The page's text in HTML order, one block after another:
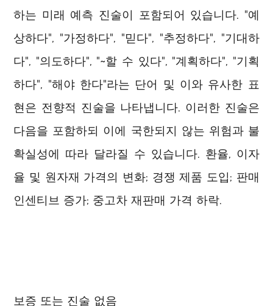
하는 미래 예측 진술이 포함되어 있습니다. "예
상하다", "가정하다", "믿다", "추정하다", "기대하
다", "의도하다", "~할 수 있다", "계획하다", "기획
하다", "해야 한다"라는 단어 및 이와 유사한 표
현은 전향적 진술을 나타냅니다. 이러한 진술은
다음을 포함하되 이에 국한되지 않는 위험과 불
확실성에 따라 달라질 수 있습니다. 환율, 이자
율 및 원자재 가격의 변화; 경쟁 제품 도입; 판매
인센티브 증가; 중고차 재판매 가격 하락.
보증 또는 진술 없음